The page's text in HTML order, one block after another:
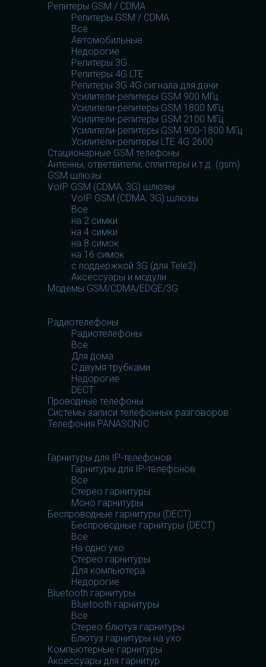
Репитеры GSM / CDMA
Репитеры GSM / CDMA
Все
Автомобильные
Недорогие
Репитеры 3G
Репитеры 4G LTE
Репитеры 3G 4G сигнала для дачи
Усилители-репитеры GSM 900 МГц
Усилители-репитеры GSM 1800 МГц
Усилители-репитеры GSM 2100 МГц
Усилители-репитеры GSM 900-1800 МГц
Усилители-репитеры LTE 4G 2600
Стационарные GSM телефоны
Антенны, ответвители, сплиттеры и т.д. (gsm)
GSM шлюзы
VoIP GSM (CDMA, 3G) шлюзы
VoIP GSM (CDMA, 3G) шлюзы
Все
на 2 симки
на 4 симки
на 8 симок
на 16 симок
с поддержкой 3G (для Tele2)
Аксессуары и модули
Модемы GSM/CDMA/EDGE/3G
Радиотелефоны
Радиотелефоны
Все
Для дома
С двумя трубками
Недорогие
DECT
Проводные телефоны
Системы записи телефонных разговоров
Телефония PANASONIC
Гарнитуры для IP-телефонов
Гарнитуры для IP-телефонов
Все
Стерео гарнитуры
Моно гарнитуры
Беспроводные гарнитуры (DECT)
Беспроводные гарнитуры (DECT)
Все
На одно ухо
Стерео гарнитуры
Для компьютера
Недорогие
Bluetooth гарнитуры
Bluetooth гарнитуры
Все
Стерео блютуз гарнитуры
Блютуз гарнитуры на ухо
Компьютерные гарнитуры
Аксессуары для гарнитур